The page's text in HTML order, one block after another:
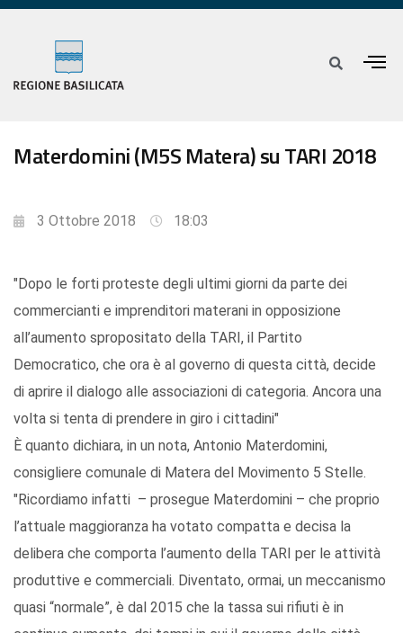
Materdomini (M5S Matera) su TARI 2018
3 Ottobre 2018 18:03
"Dopo le forti proteste degli ultimi giorni da parte dei
commercianti e imprenditori materani in opposizione
all’aumento spropositato della TARI, il Partito
Democratico, che ora è al governo di questa città, decide
di aprire il dialogo alle associazioni di categoria. Ancora una
volta si tenta di prendere in giro i cittadini"
È quanto dichiara, in un nota, Antonio Materdomini,
consigliere comunale di Matera del Movimento 5 Stelle.
"Ricordiamo infatti – prosegue Materdomini – che proprio
l’attuale maggioranza ha votato compatta e decisa la
delibera che comporta l’aumento della TARI per le attività
produttive e commerciali. Diventato, ormai, un meccanismo
quasi “normale”, è dal 2015 che la tassa sui rifiuti è in